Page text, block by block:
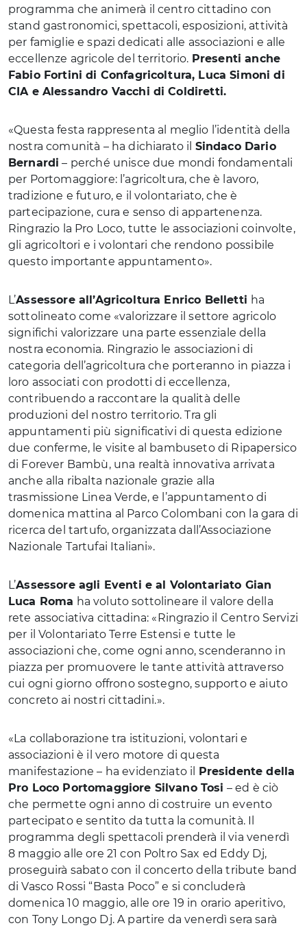
programma che animerà il centro cittadino con
stand gastronomici, spettacoli, esposizioni, attività
per famiglie e spazi dedicati alle associazioni e alle
eccellenze agricole del territorio. Presenti anche
Fabio Fortini di Confagricoltura, Luca Simoni di
CIA e Alessandro Vacchi di Coldiretti.
«Questa festa rappresenta al meglio l’identità della
nostra comunità – ha dichiarato il Sindaco Dario
Bernardi – perché unisce due mondi fondamentali
per Portomaggiore: l’agricoltura, che è lavoro,
tradizione e futuro, e il volontariato, che è
partecipazione, cura e senso di appartenenza.
Ringrazio la Pro Loco, tutte le associazioni coinvolte,
gli agricoltori e i volontari che rendono possibile
questo importante appuntamento».
L’Assessore all’Agricoltura Enrico Belletti ha
sottolineato come «valorizzare il settore agricolo
significhi valorizzare una parte essenziale della
nostra economia. Ringrazio le associazioni di
categoria dell’agricoltura che porteranno in piazza i
loro associati con prodotti di eccellenza,
contribuendo a raccontare la qualità delle
produzioni del nostro territorio. Tra gli
appuntamenti più significativi di questa edizione
due conferme, le visite al bambuseto di Ripapersico
di Forever Bambù, una realtà innovativa arrivata
anche alla ribalta nazionale grazie alla
trasmissione Linea Verde, e l’appuntamento di
domenica mattina al Parco Colombani con la gara di
ricerca del tartufo, organizzata dall’Associazione
Nazionale Tartufai Italiani».
L’Assessore agli Eventi e al Volontariato Gian
Luca Roma ha voluto sottolineare il valore della
rete associativa cittadina: «Ringrazio il Centro Servizi
per il Volontariato Terre Estensi e tutte le
associazioni che, come ogni anno, scenderanno in
piazza per promuovere le tante attività attraverso
cui ogni giorno offrono sostegno, supporto e aiuto
concreto ai nostri cittadini.».
«La collaborazione tra istituzioni, volontari e
associazioni è il vero motore di questa
manifestazione – ha evidenziato il Presidente della
Pro Loco Portomaggiore Silvano Tosi – ed è ciò
che permette ogni anno di costruire un evento
partecipato e sentito da tutta la comunità. Il
programma degli spettacoli prenderà il via venerdì
8 maggio alle ore 21 con Poltro Sax ed Eddy Dj,
proseguirà sabato con il concerto della tribute band
di Vasco Rossi “Basta Poco” e si concluderà
domenica 10 maggio, alle ore 19 in orario aperitivo,
con Tony Longo Dj. A partire da venerdì sera sarà